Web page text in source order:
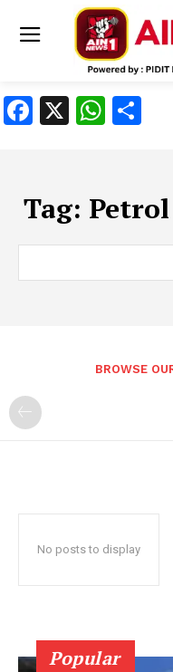
Facebook
X
Tag:
BROWSE
No posts to display
Popular